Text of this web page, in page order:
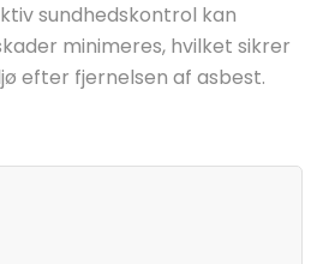
sundhedskontrol kan
minimeres, hvilket sikrer
efter fjernelsen af asbest.